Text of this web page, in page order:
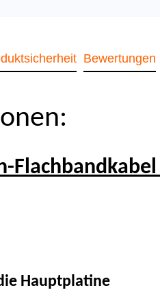
Bewertungen
Hauptplatine